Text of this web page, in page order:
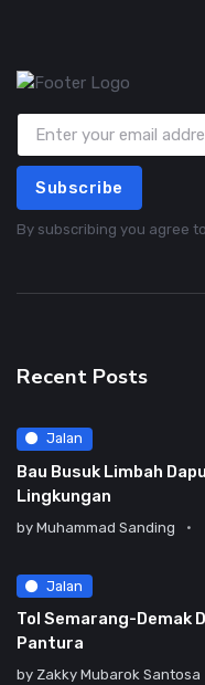
Subscribe
By subscribing you agree
Recent Posts
Jalan
Bau Busuk Limbah
Lingkungan
by Muhammad Sanding
Jalan
Tol Semarang-Demak
Pantura
by Zakky Mubarok Santosa